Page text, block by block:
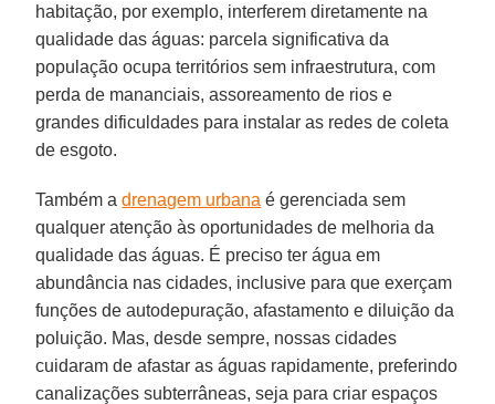
habitação, por exemplo, interferem diretamente na
qualidade das águas: parcela significativa da
população ocupa territórios sem infraestrutura, com
perda de mananciais, assoreamento de rios e
grandes dificuldades para instalar as redes de coleta
de esgoto.
Também adrenagem urbana é gerenciada sem
qualquer atenção às oportunidades de melhoria da
qualidade das águas. É preciso ter água em
abundância nas cidades, inclusive para que exerçam
funções de autodepuração, afastamento e diluição da
poluição. Mas, desde sempre, nossas cidades
cuidaram de afastar as águas rapidamente, preferindo
canalizações subterrâneas, seja para criar espaços